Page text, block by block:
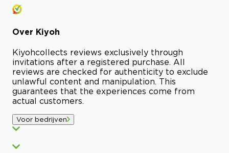
Over Kiyoh
Kiyohcollects reviews exclusively through
invitations after a registered purchase. All
reviews are checked for authenticity to exclude
unlawful content and manipulation. This
guarantees that the experiences come from
actual customers.
Voor bedrijven